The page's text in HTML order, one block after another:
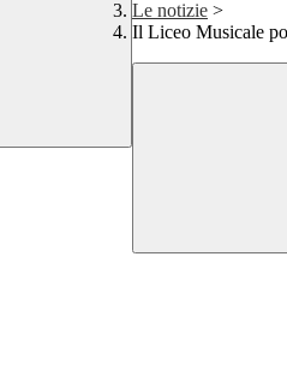
Le notizie >
Il Liceo Musicale